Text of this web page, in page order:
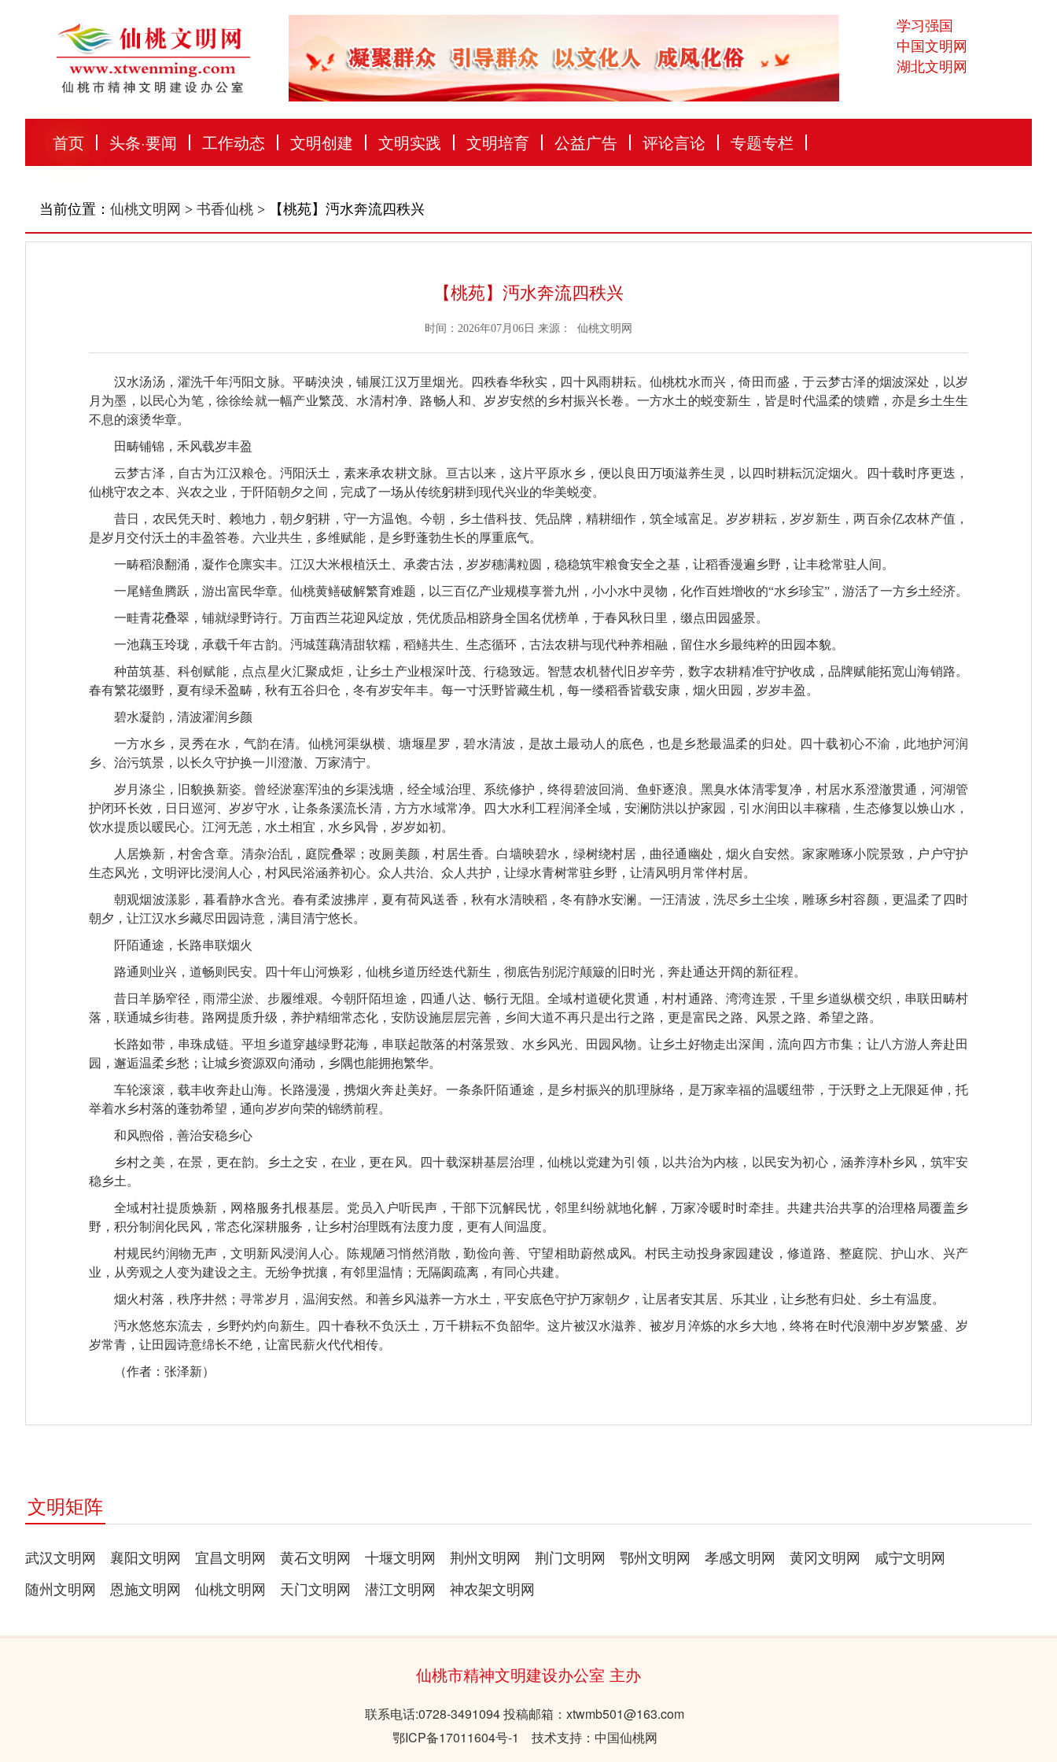
学习强国
中国文明网
湖北文明网
首页 头条·要闻 工作动态 文明创建 文明实践 文明培育 公益广告 评论言论 专题专栏
当前位置： 仙桃文明网 > 书香仙桃 > 【桃苑】沔水奔流四秩兴
【桃苑】沔水奔流四秩兴
时间：2026年07月06日 来源： 仙桃文明网
汉水汤汤，濯洗千年沔阳文脉。平畴泱泱，铺展江汉万里烟光。四秩春华秋实，四十风雨耕耘。仙桃枕水而兴，倚田而盛，于云梦古泽的烟波深处，以岁
月为墨，以民心为笔，徐徐绘就一幅产业繁茂、水清村净、路畅人和、岁岁安然的乡村振兴长卷。一方水土的蜕变新生，皆是时代温柔的馈赠，亦是乡土生生
不息的滚烫华章。
田畴铺锦，禾风载岁丰盈
云梦古泽，自古为江汉粮仓。沔阳沃土，素来承农耕文脉。亘古以来，这片平原水乡，便以良田万顷滋养生灵，以四时耕耘沉淀烟火。四十载时序更迭，
仙桃守农之本、兴农之业，于阡陌朝夕之间，完成了一场从传统躬耕到现代兴业的华美蜕变。
昔日，农民凭天时、赖地力，朝夕躬耕，守一方温饱。今朝，乡土借科技、凭品牌，精耕细作，筑全域富足。岁岁耕耘，岁岁新生，两百余亿农林产值，
是岁月交付沃土的丰盈答卷。六业共生，多维赋能，是乡野蓬勃生长的厚重底气。
一畴稻浪翻涌，凝作仓廪实丰。江汉大米根植沃土、承袭古法，岁岁穗满粒圆，稳稳筑牢粮食安全之基，让稻香漫遍乡野，让丰稔常驻人间。
一尾鳝鱼腾跃，游出富民华章。仙桃黄鳝破解繁育难题，以三百亿产业规模享誉九州，小小水中灵物，化作百姓增收的“水乡珍宝”，游活了一方乡土经济。
一畦青花叠翠，铺就绿野诗行。万亩西兰花迎风绽放，凭优质品相跻身全国名优榜单，于春风秋日里，缀点田园盛景。
一池藕玉玲珑，承载千年古韵。沔城莲藕清甜软糯，稻鳝共生、生态循环，古法农耕与现代种养相融，留住水乡最纯粹的田园本貌。
种苗筑基、科创赋能，点点星火汇聚成炬，让乡土产业根深叶茂、行稳致远。智慧农机替代旧岁辛劳，数字农耕精准守护收成，品牌赋能拓宽山海销路。
春有繁花缀野，夏有绿禾盈畴，秋有五谷归仓，冬有岁安年丰。每一寸沃野皆藏生机，每一缕稻香皆载安康，烟火田园，岁岁丰盈。
碧水凝韵，清波濯润乡颜
一方水乡，灵秀在水，气韵在清。仙桃河渠纵横、塘堰星罗，碧水清波，是故土最动人的底色，也是乡愁最温柔的归处。四十载初心不渝，此地护河润
乡、治污筑景，以长久守护换一川澄澈、万家清宁。
岁月涤尘，旧貌换新姿。曾经淤塞浑浊的乡渠浅塘，经全域治理、系统修护，终得碧波回淌、鱼虾逐浪。黑臭水体清零复净，村居水系澄澈贯通，河湖管
护闭环长效，日日巡河、岁岁守水，让条条溪流长清，方方水域常净。四大水利工程润泽全域，安澜防洪以护家园，引水润田以丰稼穑，生态修复以焕山水，
饮水提质以暖民心。江河无恙，水土相宜，水乡风骨，岁岁如初。
人居焕新，村舍含章。清杂治乱，庭院叠翠；改厕美颜，村居生香。白墙映碧水，绿树绕村居，曲径通幽处，烟火自安然。家家雕琢小院景致，户户守护
生态风光，文明评比浸润人心，村风民浴涵养初心。众人共治、众人共护，让绿水青树常驻乡野，让清风明月常伴村居。
朝观烟波漾影，暮看静水含光。春有柔波拂岸，夏有荷风送香，秋有水清映稻，冬有静水安澜。一汪清波，洗尽乡土尘埃，雕琢乡村容颜，更温柔了四时
朝夕，让江汉水乡藏尽田园诗意，满目清宁悠长。
阡陌通途，长路串联烟火
路通则业兴，道畅则民安。四十年山河焕彩，仙桃乡道历经迭代新生，彻底告别泥泞颠簸的旧时光，奔赴通达开阔的新征程。
昔日羊肠窄径，雨滞尘淤、步履维艰。今朝阡陌坦途，四通八达、畅行无阻。全域村道硬化贯通，村村通路、湾湾连景，千里乡道纵横交织，串联田畴村
落，联通城乡街巷。路网提质升级，养护精细常态化，安防设施层层完善，乡间大道不再只是出行之路，更是富民之路、风景之路、希望之路。
长路如带，串珠成链。平坦乡道穿越绿野花海，串联起散落的村落景致、水乡风光、田园风物。让乡土好物走出深闺，流向四方市集；让八方游人奔赴田
园，邂逅温柔乡愁；让城乡资源双向涌动，乡隅也能拥抱繁华。
车轮滚滚，载丰收奔赴山海。长路漫漫，携烟火奔赴美好。一条条阡陌通途，是乡村振兴的肌理脉络，是万家幸福的温暖纽带，于沃野之上无限延伸，托
举着水乡村落的蓬勃希望，通向岁岁向荣的锦绣前程。
和风煦俗，善治安稳乡心
乡村之美，在景，更在韵。乡土之安，在业，更在风。四十载深耕基层治理，仙桃以党建为引领，以共治为内核，以民安为初心，涵养淳朴乡风，筑牢安
稳乡土。
全域村社提质焕新，网格服务扎根基层。党员入户听民声，干部下沉解民忧，邻里纠纷就地化解，万家冷暖时时牵挂。共建共治共享的治理格局覆盖乡
野，积分制润化民风，常态化深耕服务，让乡村治理既有法度力度，更有人间温度。
村规民约润物无声，文明新风浸润人心。陈规陋习悄然消散，勤俭向善、守望相助蔚然成风。村民主动投身家园建设，修道路、整庭院、护山水、兴产
业，从旁观之人变为建设之主。无纷争扰攘，有邻里温情；无隔阂疏离，有同心共建。
烟火村落，秩序井然；寻常岁月，温润安然。和善乡风滋养一方水土，平安底色守护万家朝夕，让居者安其居、乐其业，让乡愁有归处、乡土有温度。
沔水悠悠东流去，乡野灼灼向新生。四十春秋不负沃土，万千耕耘不负韶华。这片被汉水滋养、被岁月淬炼的水乡大地，终将在时代浪潮中岁岁繁盛、岁
岁常青，让田园诗意绵长不绝，让富民薪火代代相传。
（作者：张泽新）
文明矩阵
武汉文明网 襄阳文明网 宜昌文明网 黄石文明网 十堰文明网 荆州文明网 荆门文明网 鄂州文明网 孝感文明网 黄冈文明网
咸宁文明网
随州文明网
恩施文明网 仙桃文明网 天门文明网 潜江文明网 神农架文明网
仙桃市精神文明建设办公室 主办
联系电话:0728-3491094 投稿邮箱：xtwmb501@163.com
鄂ICP备17011604号-1 技术支持：中国仙桃网